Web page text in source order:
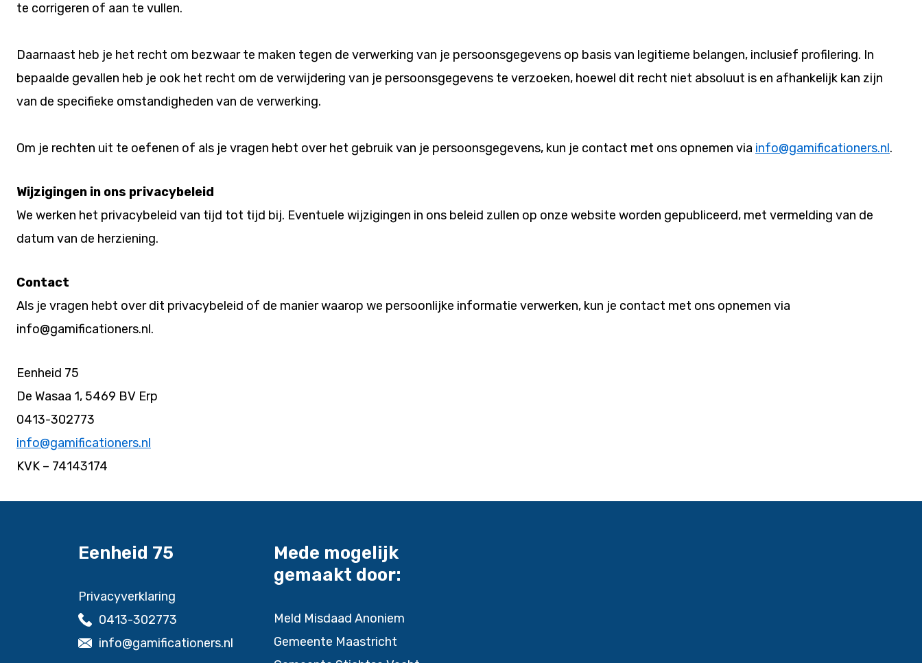
te corrigeren of aan te vullen.
Daarnaast heb je het recht om bezwaar te maken tegen de verwerking van je persoonsgegevens op basis van legitieme belangen, inclusief profilering. In
bepaalde gevallen heb je ook het recht om de verwijdering van je persoonsgegevens te verzoeken, hoewel dit recht niet absoluut is en afhankelijk kan zijn
van de specifieke omstandigheden van de verwerking.
Om je rechten uit te oefenen of als je vragen hebt over het gebruik van je persoonsgegevens, kun je contact met ons opnemen via info@gamificationers.nl.
Wijzigingen in ons privacybeleid
We werken het privacybeleid van tijd tot tijd bij. Eventuele wijzigingen in ons beleid zullen op onze website worden gepubliceerd, met vermelding van de
datum van de herziening.
Contact
Als je vragen hebt over dit privacybeleid of de manier waarop we persoonlijke informatie verwerken, kun je contact met ons opnemen via
info@gamificationers.nl.
Eenheid 75
De Wasaa 1, 5469 BV Erp
0413-302773
info@gamificationers.nl
KVK – 74143174
Eenheid 75
Privacyverklaring
0413-302773
info@gamificationers.nl
Mede mogelijk
gemaakt door:
Meld Misdaad Anoniem
Gemeente Maastricht